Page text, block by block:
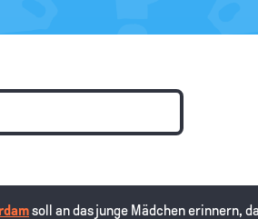
soll an das junge Mädchen erinnern,